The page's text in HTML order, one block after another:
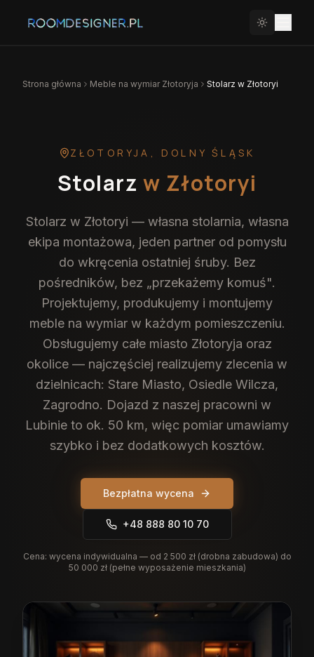
Strona główna Meble na wymiar Złotoryja Stolarz w Złotoryi
ZŁOTORYJA , DOLNY ŚLĄSK
Stolarz w Złotoryi
Stolarz w Złotoryi — własna stolarnia, własna
ekipa montażowa, jeden partner od pomysłu
do wkręcenia ostatniej śruby. Bez
pośredników, bez „przekażemy komuś".
Projektujemy, produkujemy i montujemy
meble na wymiar w każdym pomieszczeniu.
Obsługujemy całe miasto Złotoryja oraz
okolice — najczęściej realizujemy zlecenia w
dzielnicach: Stare Miasto, Osiedle Wilcza,
Zagrodno. Dojazd z naszej pracowni w
Lubinie to ok. 50 km, więc pomiar umawiamy
szybko i bez dodatkowych kosztów.
Bezpłatna wycena
+48 888 80 10 70
Cena: wycena indywidualna — od 2 500 zł (drobna zabudowa) do
50 000 zł (pełne wyposażenie mieszkania)